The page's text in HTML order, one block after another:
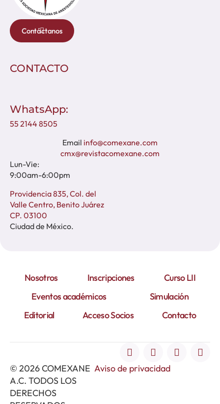
Contáctanos
CONTACTO
WhatsApp:
55 2144 8505
Email info@comexane.com
cmx@revistacomexane.com
Lun-Vie:
9:00am-6:00pm
Providencia 835, Col. del
Valle Centro, Benito Juárez
CP. 03100
Ciudad de México.
Nosotros Inscripciones
Curso LII
Eventos académicos
Simulación
Editorial
Acceso Socios Contacto
© 2026 COMEXANE
A.C. TODOS LOS
DERECHOS
Aviso de privacidad